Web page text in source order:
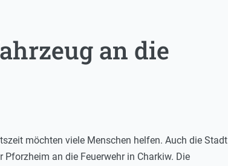
an die
möchten viele Menschen helfen. Auch die Stadt
an die Feuerwehr in Charkiw. Die